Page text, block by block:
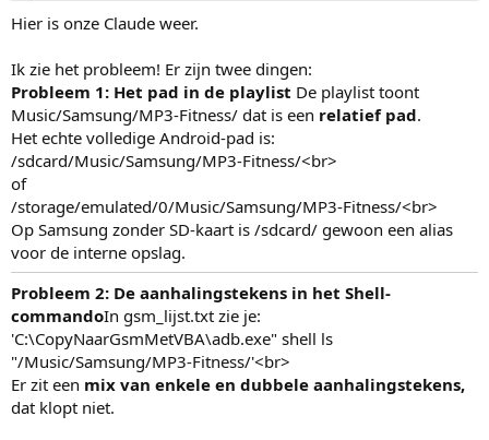
Hier is onze Claude weer.
Ik zie het probleem! Er zijn twee dingen:
Probleem 1: Het pad in de playlist De playlist toont
Music/Samsung/MP3-Fitness/ dat is een relatief pad.
Het echte volledige Android-pad is:
/sdcard/Music/Samsung/MP3-Fitness/<br>
of
/storage/emulated/0/Music/Samsung/MP3-Fitness/<br>
Op Samsung zonder SD-kaart is /sdcard/ gewoon een alias
voor de interne opslag.
Probleem 2: De aanhalingstekens in het Shell-
commandoIn gsm_lijst.txt zie je:
'C:\CopyNaarGsmMetVBA\adb.exe" shell ls
"/Music/Samsung/MP3-Fitness/'<br>
Er zit een mix van enkele en dubbele aanhalingstekens,
dat klopt niet.